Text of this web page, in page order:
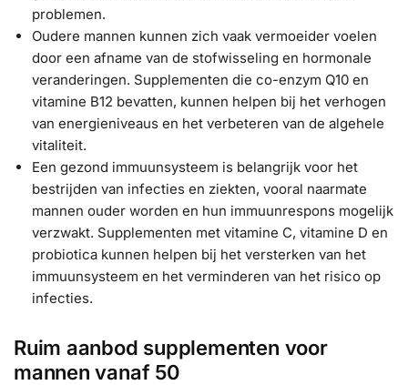
problemen.
Oudere mannen kunnen zich vaak vermoeider voelen
door een afname van de stofwisseling en hormonale
veranderingen. Supplementen die co-enzym Q10 en
vitamine B12 bevatten, kunnen helpen bij het verhogen
van energieniveaus en het verbeteren van de algehele
vitaliteit.
Een gezond immuunsysteem is belangrijk voor het
bestrijden van infecties en ziekten, vooral naarmate
mannen ouder worden en hun immuunrespons mogelijk
verzwakt. Supplementen met vitamine C, vitamine D en
probiotica kunnen helpen bij het versterken van het
immuunsysteem en het verminderen van het risico op
infecties.
Ruim aanbod supplementen voor
mannen vanaf 50